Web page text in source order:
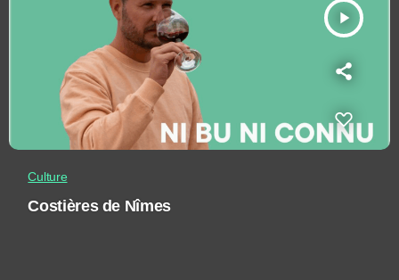
play_arrow
Culture
Costières de Nîmes